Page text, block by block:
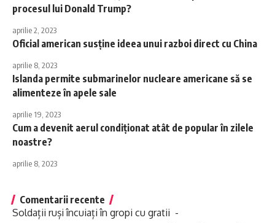
procesul lui Donald Trump?
aprilie 2, 2023
Oficial american susține ideea unui razboi direct cu China
aprilie 8, 2023
Islanda permite submarinelor nucleare americane să se
alimenteze în apele sale
aprilie 19, 2023
Cum a devenit aerul condiționat atât de popular în zilele
noastre?
aprilie 8, 2023
Comentarii recente
Soldații ruși încuiați în gropi cu gratii -